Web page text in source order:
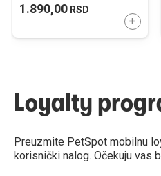
1.890,00 RSD
Loyalty
Preuzmite PetSpot mobilnu
korisnički nalog. Očekuju vas